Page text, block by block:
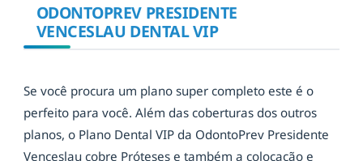
ODONTOPREV PRESIDENTE
VENCESLAU DENTAL VIP
Se você procura um plano super completo este é o
perfeito para você. Além das coberturas dos outros
planos, o Plano Dental VIP da OdontoPrev Presidente
Venceslau cobre Próteses e também a colocação e